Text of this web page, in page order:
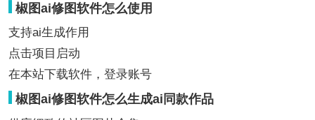
椒图ai修图软件怎么使用
支持ai生成作用
点击项目启动
在本站下载软件，登录账号
椒图ai修图软件怎么生成ai同款作品